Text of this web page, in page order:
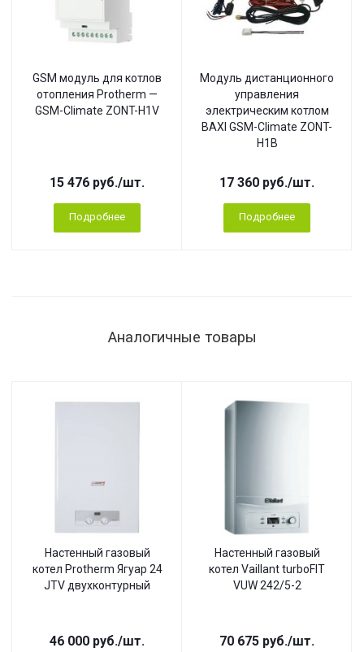
GSM модуль для котлов
отопления Protherm —
GSM-Climate ZONT-H1V
15 476 руб./шт.
Подробнее
Модуль дистанционного
управления
электрическим котлом
BAXI GSM-Climate ZONT-
H1B
17 360 руб./шт.
Подробнее
Аналогичные товары
Настенный газовый
котел Protherm Ягуар 24
JTV двухконтурный
46 000 руб./шт.
Настенный газовый
котел Vaillant turboFIT
VUW 242/5-2
70 675 руб./шт.